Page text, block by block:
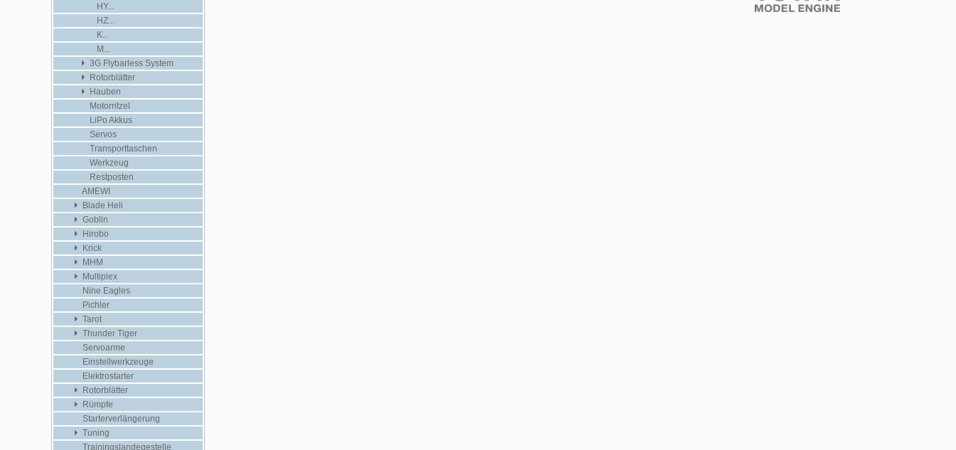
HY...
HZ...
K...
M...
3G Flybarless System
Rotorblätter
Hauben
Motorritzel
LiPo Akkus
Servos
Transporttaschen
Werkzeug
Restposten
AMEWI
Blade Heli
Goblin
Hirobo
Krick
MHM
Multiplex
Nine Eagles
Pichler
Tarot
Thunder Tiger
Servoarme
Einstellwerkzeuge
Elektrostarter
Rotorblätter
Rümpfe
Starterverlängerung
Tuning
Trainingslandegestelle